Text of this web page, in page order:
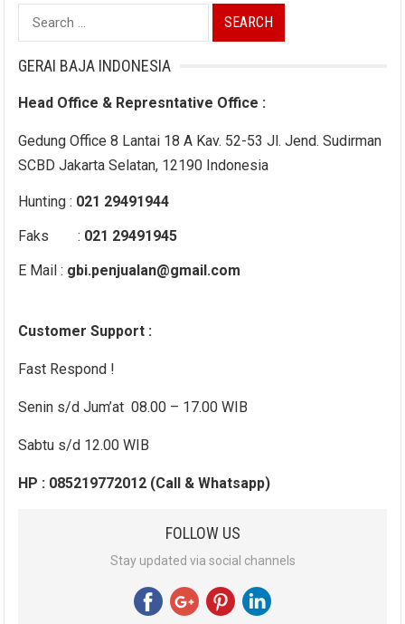
Search
for:
GERAI BAJA INDONESIA
Head Office & Represntative Office :
Gedung Office 8 Lantai 18 A Kav. 52-53 Jl. Jend. Sudirman
SCBD Jakarta Selatan, 12190 Indonesia
Hunting : 021 29491944
Faks : 021 29491945
E Mail : gbi.penjualan@gmail.com
Customer Support :
Fast Respond !
Senin s/d Jum’at 08.00 – 17.00 WIB
Sabtu s/d 12.00 WIB
HP : 085219772012 (Call & Whatsapp)
FOLLOW US
Stay updated via social channels